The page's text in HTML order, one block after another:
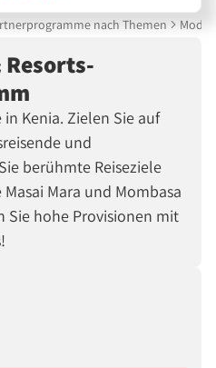
nach Themen Mode
Resorts-
Kenia. Zielen Sie auf
und
berühmte Reiseziele
Mara und Mombasa
Sie hohe Provisionen mit